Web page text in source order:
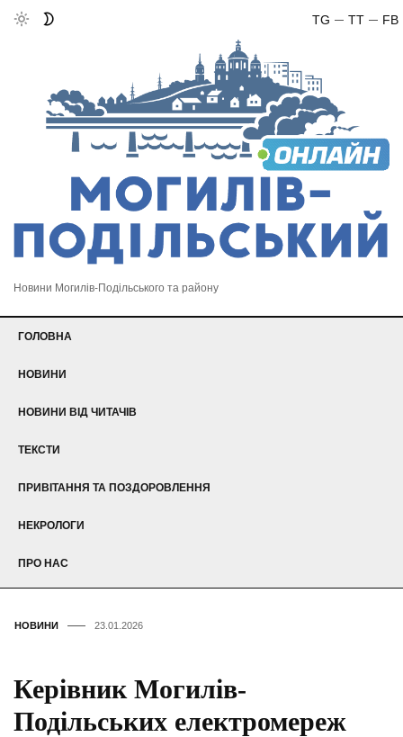
FB
TT
TG
Новини Могилів-Подільського та району
ГОЛОВНА
НОВИНИ
НОВИНИ ВІД ЧИТАЧІВ
ТЕКСТИ
ПРИВІТАННЯ ТА ПОЗДОРОВЛЕННЯ
НЕКРОЛОГИ
ПРО НАС
НОВИНИ 23.01.2026
Керівник Могилів-
Подільських електромереж